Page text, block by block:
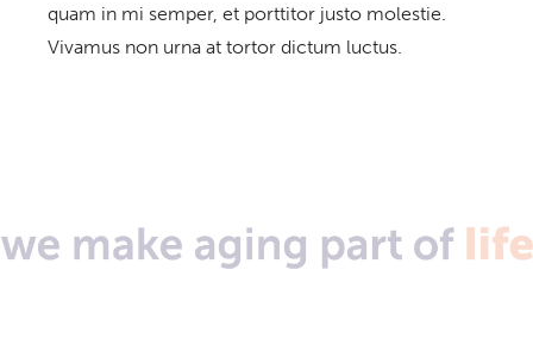
quam in mi semper, et porttitor justo molestie.
Vivamus non urna at tortor dictum luctus.